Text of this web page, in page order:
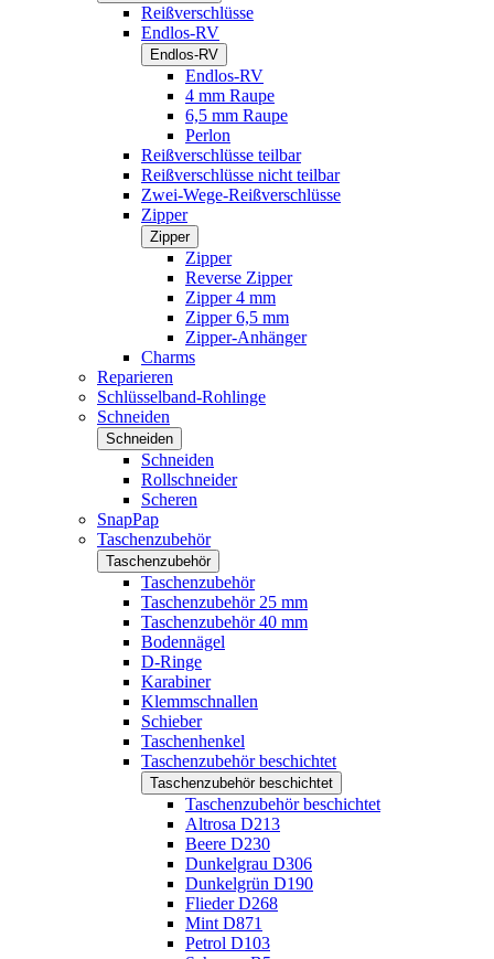
Reißverschlüsse
Endlos-RV
Endlos-RV
Endlos-RV
4 mm Raupe
6,5 mm Raupe
Perlon
Reißverschlüsse teilbar
Reißverschlüsse nicht teilbar
Zwei-Wege-Reißverschlüsse
Zipper
Zipper
Zipper
Reverse Zipper
Zipper 4 mm
Zipper 6,5 mm
Zipper-Anhänger
Charms
Reparieren
Schlüsselband-Rohlinge
Schneiden
Schneiden
Schneiden
Rollschneider
Scheren
SnapPap
Taschenzubehör
Taschenzubehör
Taschenzubehör
Taschenzubehör 25 mm
Taschenzubehör 40 mm
Bodennägel
D-Ringe
Karabiner
Klemmschnallen
Schieber
Taschenhenkel
Taschenzubehör beschichtet
Taschenzubehör beschichtet
Taschenzubehör beschichtet
Altrosa D213
Beere D230
Dunkelgrau D306
Dunkelgrün D190
Flieder D268
Mint D871
Petrol D103